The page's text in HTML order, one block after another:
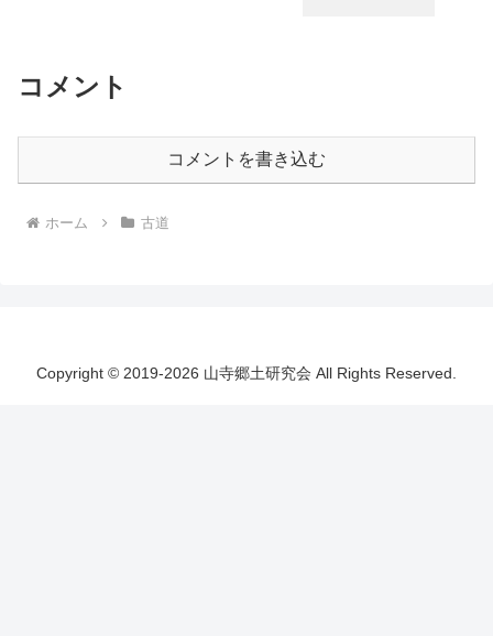
コメント
コメントを書き込む
ホーム 古道
Copyright © 2019-2026 山寺郷土研究会 All Rights Reserved.